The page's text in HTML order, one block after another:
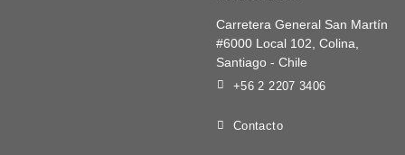
Carretera General San Martín
#6000 Local 102, Colina,
Santiago - Chile
+56 2 2207 3406
Contacto